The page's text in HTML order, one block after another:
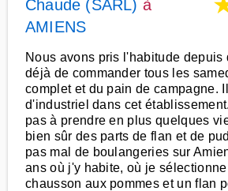
Chaude (SARL) à
AMIENS
Nous avons pris l'habitude depuis
déjà de commander tous les
complet et du pain de campagne.
d'industriel dans cet
pas à prendre en plus quelques
bien sûr des parts de flan et de
pas mal de boulangeries sur
ans où j'y habite, où je
chausson aux pommes et un flan